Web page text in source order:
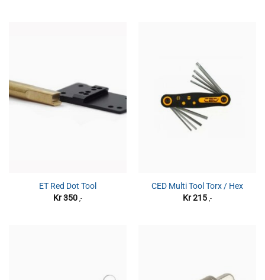
ET Red Dot Tool
Kr350 ,-
CED Multi Tool Torx / Hex
Kr215 ,-